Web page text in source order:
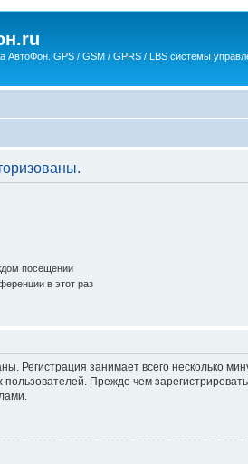
АвтоФон. GPS / GSM / GPRS / LBS системы
посещении
в этот раз
Регистрация занимает всего несколько
Прежде чем